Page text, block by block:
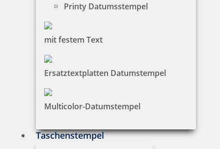
Printy Datumsstempel
mit festem Text
Ersatztextplatten Datumstempel
Multicolor-Datumstempel
Taschenstempel
Heri Mini Smartpen Stempelkugelschreiber schwarz mit
43,57 €